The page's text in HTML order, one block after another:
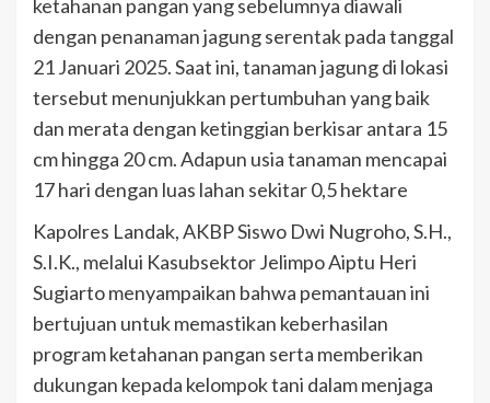
ketahanan pangan yang sebelumnya diawali
dengan penanaman jagung serentak pada tanggal
21 Januari 2025. Saat ini, tanaman jagung di lokasi
tersebut menunjukkan pertumbuhan yang baik
dan merata dengan ketinggian berkisar antara 15
cm hingga 20 cm. Adapun usia tanaman mencapai
17 hari dengan luas lahan sekitar 0,5 hektare
Kapolres Landak, AKBP Siswo Dwi Nugroho, S.H.,
S.I.K., melalui Kasubsektor Jelimpo Aiptu Heri
Sugiarto menyampaikan bahwa pemantauan ini
bertujuan untuk memastikan keberhasilan
program ketahanan pangan serta memberikan
dukungan kepada kelompok tani dalam menjaga